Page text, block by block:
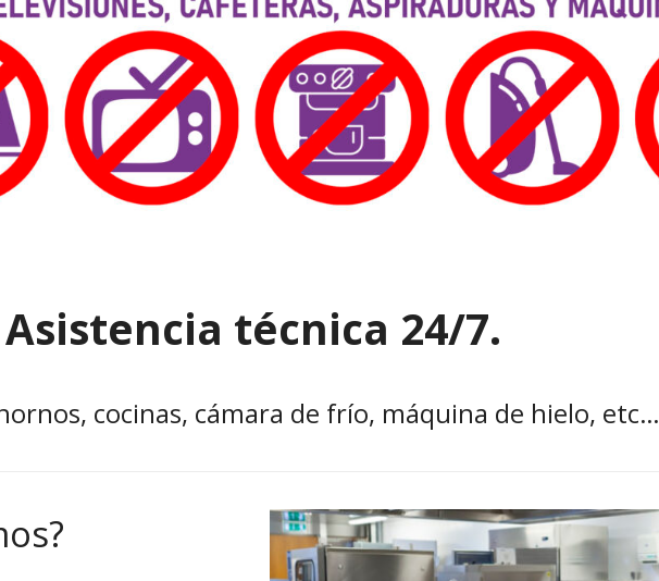
Asistencia técnica 24/7.
cocinas, cámara de frío, máquina de hielo, etc…